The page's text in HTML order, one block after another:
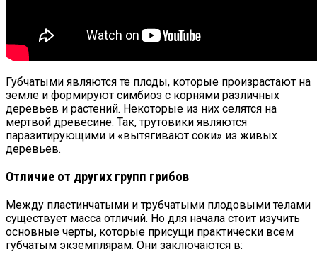
Губчатыми являются те плоды, которые произрастают на
земле и формируют симбиоз с корнями различных
деревьев и растений. Некоторые из них селятся на
мертвой древесине. Так, трутовики являются
паразитирующими и «вытягивают соки» из живых
деревьев.
Отличие от других групп грибов
Между пластинчатыми и трубчатыми плодовыми телами
существует масса отличий. Но для начала стоит изучить
основные черты, которые присущи практически всем
губчатым экземплярам. Они заключаются в: